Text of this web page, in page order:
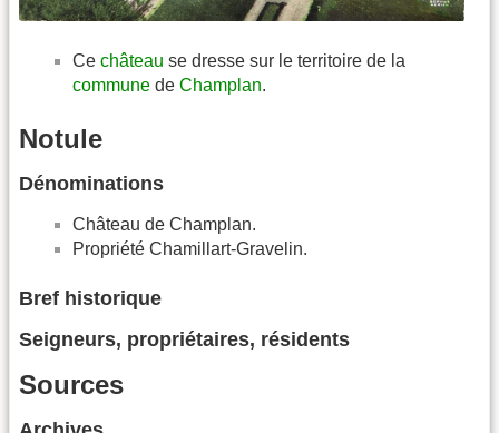
Ce château se dresse sur le territoire de la
commune de Champlan.
Notule
Dénominations
Château de Champlan.
Propriété Chamillart-Gravelin.
Bref historique
Seigneurs, propriétaires, résidents
Sources